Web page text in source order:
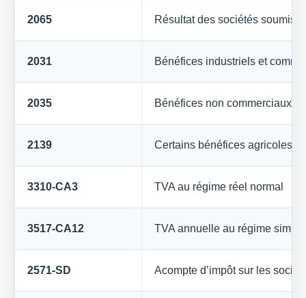
2065 Résultat des sociétés
2031 Bénéfices industriels et
2035 Bénéfices non commerciaux
2139 Certains bénéfices agricoles
3310-CA3 TVA au régime réel normal
3517-CA12 TVA annuelle au régime
2571-SD Acompte d’impôt sur les